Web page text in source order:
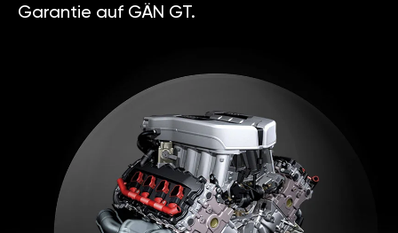
Garantie auf GÄN GT.